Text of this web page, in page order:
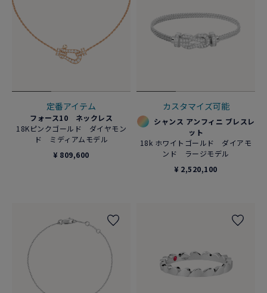
定番アイテム
フォース10 ネックレス
18Kピンクゴールド ダイヤモン
ド ミディアムモデル
¥ 809,600
カスタマイズ可能
シャンス アンフィニ ブレスレ
ット
18k ホワイトゴールド ダイアモ
ンド ラージモデル
¥ 2,520,100